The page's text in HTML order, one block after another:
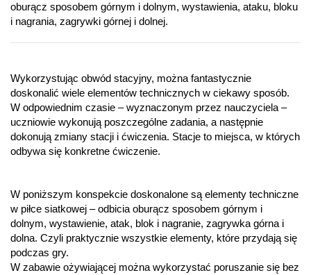
oburącz sposobem górnym i dolnym, wystawienia, ataku, bloku
i nagrania, zagrywki górnej i dolnej.
Wykorzystując obwód stacyjny, można fantastycznie
doskonalić wiele elementów technicznych w ciekawy sposób.
W odpowiednim czasie – wyznaczonym przez nauczyciela –
uczniowie wykonują poszczególne zadania, a następnie
dokonują zmiany stacji i ćwiczenia. Stacje to miejsca, w których
odbywa się konkretne ćwiczenie.
W poniższym konspekcie doskonalone są elementy techniczne
w piłce siatkowej – odbicia oburącz sposobem górnym i
dolnym, wystawienie, atak, blok i nagranie, zagrywka górna i
dolna. Czyli praktycznie wszystkie elementy, które przydają się
podczas gry.
W zabawie ożywiającej można wykorzystać poruszanie się bez